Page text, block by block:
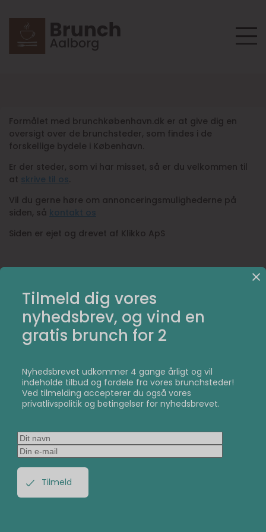
Tilmeld dig vores
nyhedsbrev, og vind en
gratis brunch for 2
Nyhedsbrevet udkommer 4 gange årligt og vil
indeholde tilbud og fordele fra vores brunchsteder!
Ved tilmelding accepterer du også vores
privatlivspolitik og betingelser for nyhedsbrevet.
Formålet med brunchkøbenhavn.dk er at give dig en
oversigt over de brunchsteder, som findes i de
forskellige bydele i København.
Er der steder, som vi har misset, så er du velkommen til
at skrive til os
Vil du gerne høre om annonceringsmulighederne på
siden, så kontakt os
Siden er ejet og drevet af Klikko ApS
ApS